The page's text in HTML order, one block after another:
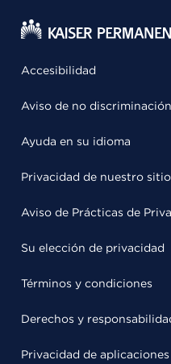
Accesibilidad
Aviso de no discriminación
Ayuda en su idioma
Privacidad de nuestro
Aviso de Prácticas de
Su elección de privacidad
Términos y condiciones
Derechos y
Privacidad de